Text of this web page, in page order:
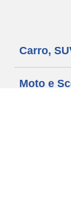
Carro,
Moto e